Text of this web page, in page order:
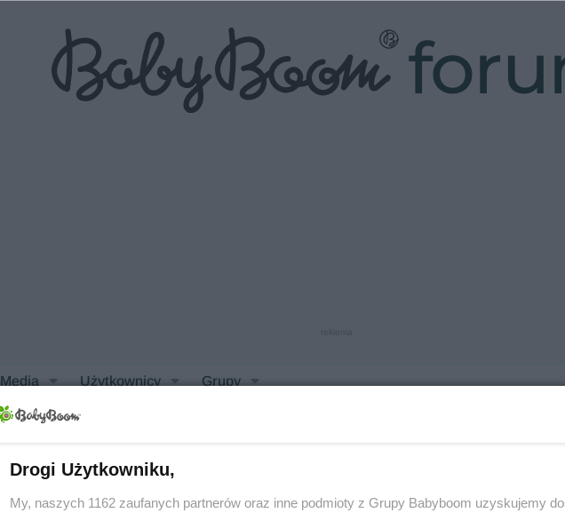
Media Użytkownicy Grupy
Drogi Użytkowniku,
My, naszych 1162 zaufanych partnerów oraz inne podmioty z Grupy Babyboom uzyskujemy